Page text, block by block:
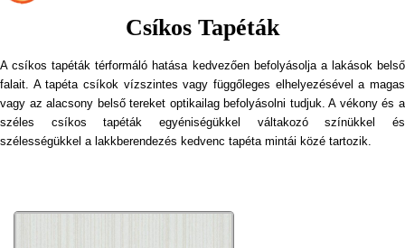
Csíkos Tapéták
A csíkos tapéták térformáló hatása kedvezően befolyásolja a lakások belső
falait. A tapéta csíkok vízszintes vagy függőleges elhelyezésével a magas
vagy az alacsony belső tereket optikailag befolyásolni tudjuk. A vékony és a
széles csíkos tapéták egyéniségükkel váltakozó színükkel és
szélességükkel a lakkberendezés kedvenc tapéta mintái közé tartozik.